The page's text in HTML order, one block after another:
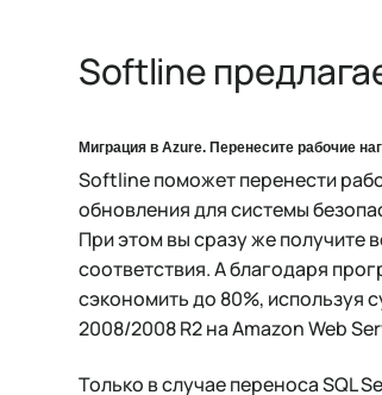
Softline
Миграция в Azure. Перенесите рабочие
Softline поможет перенести
обновления для системы
При этом вы сразу же получите
соответствия. А благодаря
сэкономить до 80%, используя
2008/2008 R2 на Amazon Web
Только в случае переноса SQL